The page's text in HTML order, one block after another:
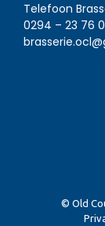
Telefoon
0294 – 23 76
© Old